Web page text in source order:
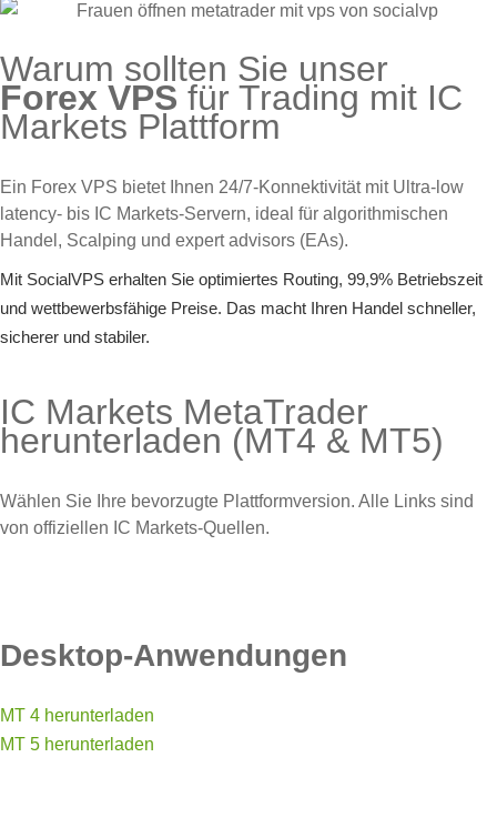
Warum sollten Sie unser
Forex VPS für Trading mit IC
Markets Plattform
Ein Forex VPS bietet Ihnen 24/7-Konnektivität mit Ultra-low
latency- bis IC Markets-Servern, ideal für algorithmischen
Handel, Scalping und expert advisors (EAs).
Mit SocialVPS erhalten Sie optimiertes Routing, 99,9% Betriebszeit
und wettbewerbsfähige Preise. Das macht Ihren Handel schneller,
sicherer und stabiler.
IC Markets MetaTrader
herunterladen (MT4 & MT5)
Wählen Sie Ihre bevorzugte Plattformversion. Alle Links sind
von offiziellen IC Markets-Quellen.
Desktop-Anwendungen
MT 4 herunterladen
MT 5 herunterladen